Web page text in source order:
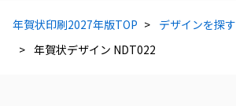
年賀状印刷2027年版TOP
デザインを探す
年賀状デザイン NDT022